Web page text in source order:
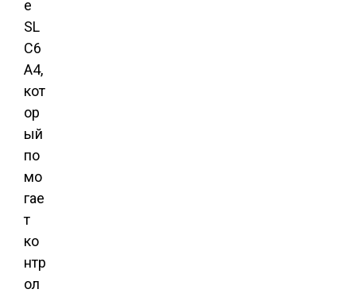
е
SL
C6
A4,
кот
ор
ый
по
мо
гае
т
ко
нтр
ол